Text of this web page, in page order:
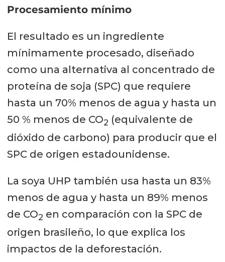
Procesamiento mínimo
El resultado es un ingrediente
mínimamente procesado, diseñado
como una alternativa al concentrado de
proteína de soja (SPC) que requiere
hasta un 70% menos de agua y hasta un
50 % menos de CO2 (equivalente de
dióxido de carbono) para producir que el
SPC de origen estadounidense.
La soya UHP también usa hasta un 83%
menos de agua y hasta un 89% menos
de CO2 en comparación con la SPC de
origen brasileño, lo que explica los
impactos de la deforestación.